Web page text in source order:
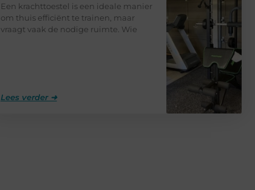
Een krachttoestel is een ideale manier
om thuis efficiënt te trainen, maar
vraagt vaak de nodige ruimte. Wie
Lees verder ➜